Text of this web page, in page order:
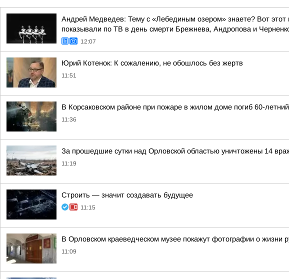
Андрей Медведев: Тему с «Лебединым озером» знаете? Вот
показывали по ТВ в день смерти Брежнева, Андропова и
12:07
Юрий Котенок: К сожалению, не обошлось без жертв
11:51
В Корсаковском районе при пожаре в жилом доме погиб 60-
11:36
За прошедшие сутки над Орловской областью уничтожены 14
11:19
Строить — значит создавать будущее
11:15
В Орловском краеведческом музее покажут фотографии о жизни
11:09